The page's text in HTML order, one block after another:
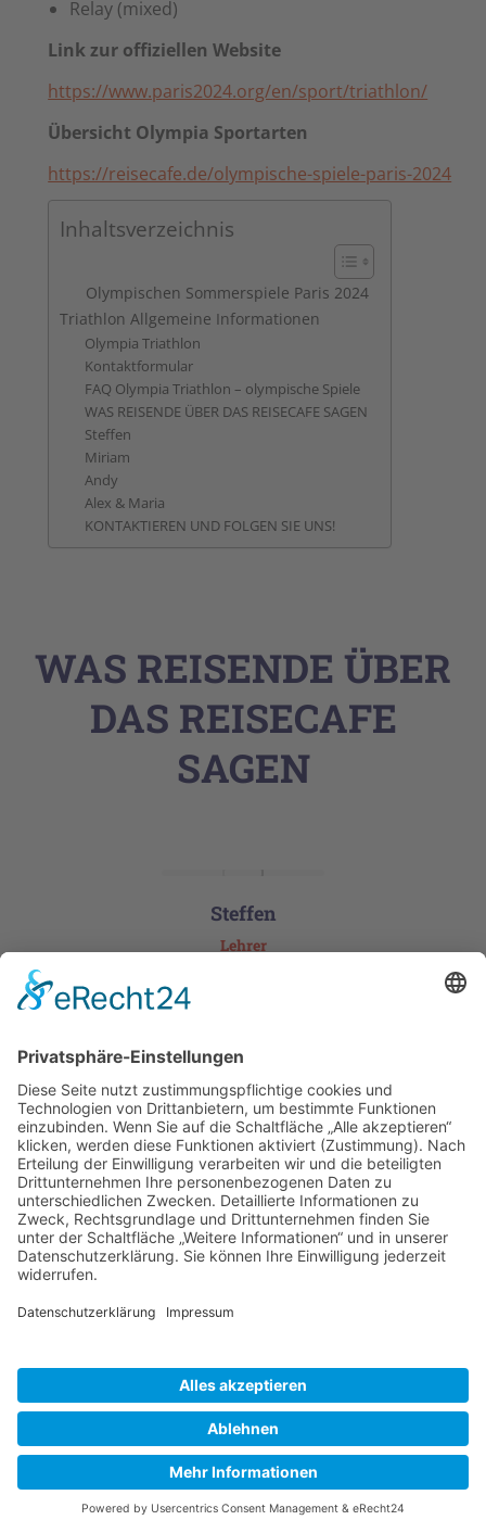
Relay (mixed)
Link zur offiziellen Website
https://www.paris2024.org/en/sport/triathlon/
Übersicht Olympia Sportarten
https://reisecafe.de/olympische-spiele-paris-2024
Inhaltsverzeichnis
Olympischen Sommerspiele Paris 2024
Triathlon Allgemeine Informationen
Olympia Triathlon
Kontaktformular
FAQ Olympia Triathlon – olympische Spiele
WAS REISENDE ÜBER DAS REISECAFE SAGEN
Steffen
Miriam
Andy
Alex & Maria
KONTAKTIEREN UND FOLGEN SIE UNS!
WAS REISENDE ÜBER
DAS REISECAFE
SAGEN
Steffen
Lehrer
Wir haben sehr viel gesehen und nehmen
Skandinavien 2018
UND FOLGEN SIE
UNS!